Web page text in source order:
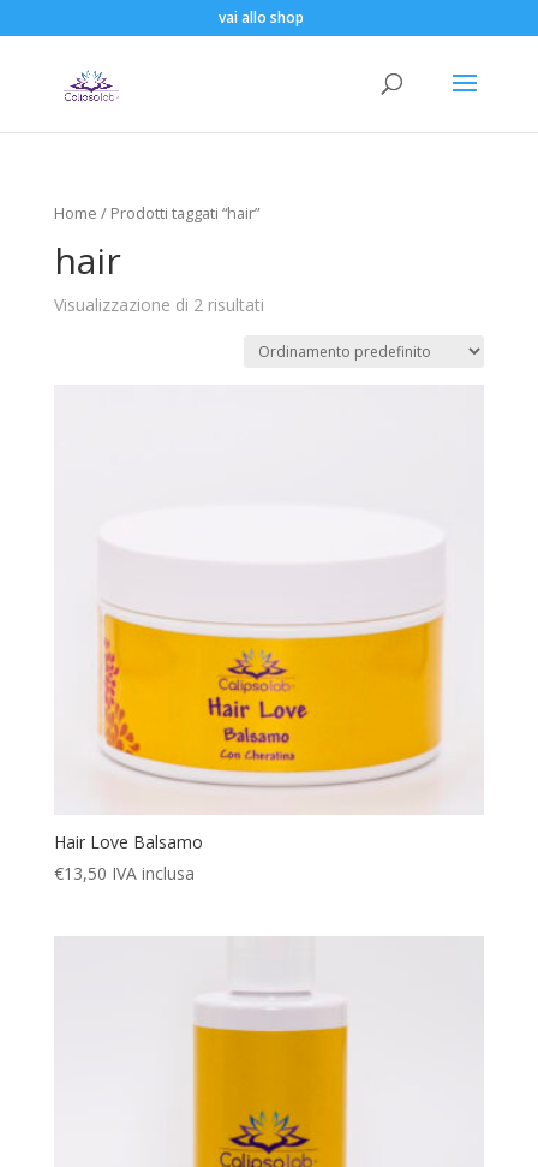
vai allo shop
Home / Prodotti taggati “hair”
hair
Visualizzazione di 2 risultati
Hair Love Balsamo
€13,50 IVA inclusa